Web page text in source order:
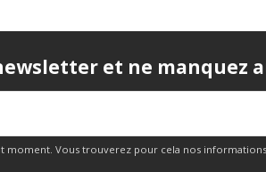
et ne manquez
moment. Vous trouverez pour cela nos